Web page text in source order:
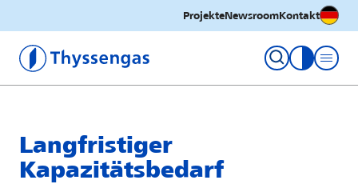
ProjekteNewsroomKontakt
Thyssengas GmbH
Langfristiger
Kapazitätsbedarf